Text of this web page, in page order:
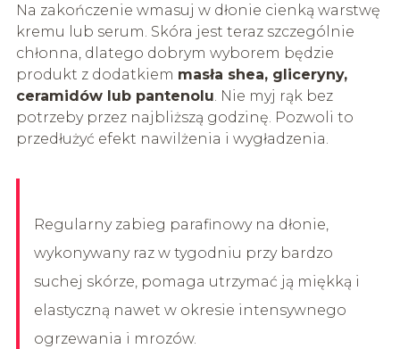
Na zakończenie wmasuj w dłonie cienką warstwę
kremu lub serum. Skóra jest teraz szczególnie
chłonna, dlatego dobrym wyborem będzie
produkt z dodatkiem masła shea, gliceryny,
ceramidów lub pantenolu. Nie myj rąk bez
potrzeby przez najbliższą godzinę. Pozwoli to
przedłużyć efekt nawilżenia i wygładzenia.
Regularny zabieg parafinowy na dłonie,
wykonywany raz w tygodniu przy bardzo
suchej skórze, pomaga utrzymać ją miękką i
elastyczną nawet w okresie intensywnego
ogrzewania i mrozów.